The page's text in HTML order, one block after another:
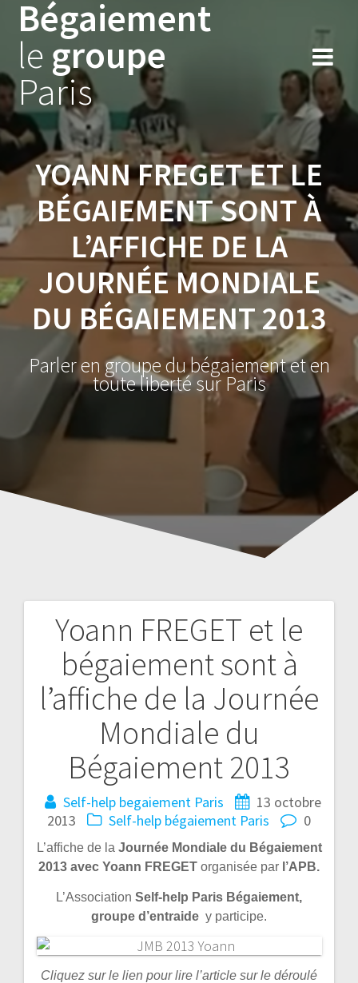
Skip
to
Bégaiement
le groupe
Paris
YOANN FREGET ET LE
BÉGAIEMENT SONT À
L’AFFICHE DE LA
JOURNÉE MONDIALE
DU BÉGAIEMENT 2013
Parler en groupe du bégaiement et en
toute liberté sur Paris
Yoann FREGET et le
bégaiement sont à
l’affiche de la Journée
Mondiale du
Bégaiement 2013
Self-help begaiement Paris
13 octobre
2013
Self-help bégaiement Paris 0
L’affiche de la Journée Mondiale du Bégaiement
2013 avec Yoann FREGET organisée par l’APB.
L’Association Self-help Paris Bégaiement,
groupe d’entraide y participe.
Cliquez sur le lien pour lire l’article sur le déroulé
Navigation
de
l’article